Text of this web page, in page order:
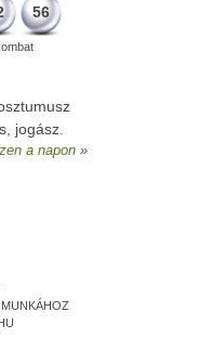
56
jogász.
a napon